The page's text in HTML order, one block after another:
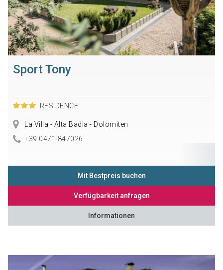
Sport Tony
RESIDENCE
La Villa - Alta Badia - Dolomiten
+39 0471 847026
Mit Bestpreis buchen
Verfügbarkeit anfragen
Informationen